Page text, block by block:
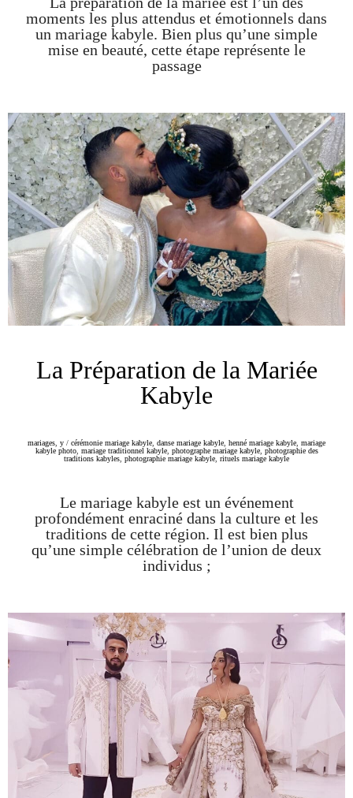
moments les plus attendus et émotionnels dans
un mariage kabyle. Bien plus qu’une simple
mise en beauté, cette étape représente le
passage
La Préparation de la Mariée
Kabyle
mariages y / cérémonie mariage kabyle danse mariage kabyle henné mariage kabyle mariage
kabyle photo, mariage traditionnel kabyle, photographe mariage kabyle, photographie des
traditions kabyles photographie mariage kabyle rituels mariage kabyle
Le mariage kabyle est un événement
profondément enraciné dans la culture et les
traditions de cette région. Il est bien plus
qu’une simple célébration de l’union de deux
individus ;